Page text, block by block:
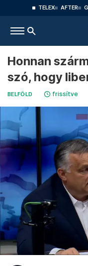
TELEX AFTER
Honnan
szó, hogy
BELFÖLD frissítve